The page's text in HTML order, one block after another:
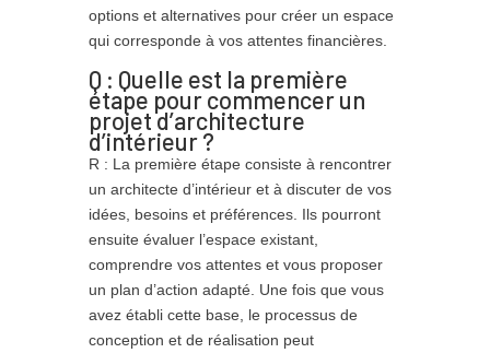
options et alternatives pour créer un espace
qui corresponde à vos attentes financières.
Q : Quelle est la première
étape pour commencer un
projet d’architecture
d’intérieur ?
R : La première étape consiste à rencontrer
un architecte d’intérieur et à discuter de vos
idées, besoins et préférences. Ils pourront
ensuite évaluer l’espace existant,
comprendre vos attentes et vous proposer
un plan d’action adapté. Une fois que vous
avez établi cette base, le processus de
conception et de réalisation peut